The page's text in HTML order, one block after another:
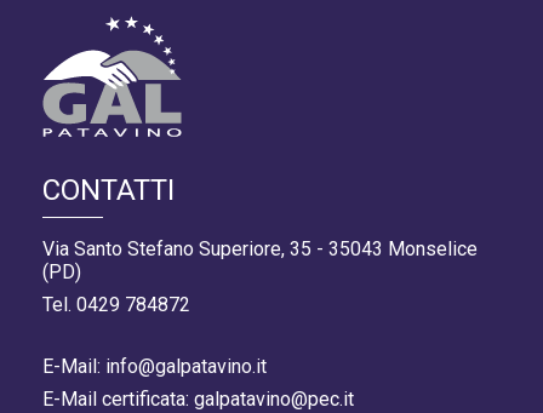
CONTATTI
Via Santo Stefano Superiore, 35 - 35043 Monselice
(PD)
Tel. 0429 784872
E-Mail: info@galpatavino.it
E-Mail certificata: galpatavino@pec.it